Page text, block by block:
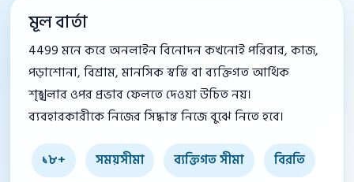
মূল বার্তা
4499 মনে করে অনলাইন বিনোদন কখনোই পরিবার, কাজ,
পড়াশোনা, বিশ্রাম, মানসিক স্বস্তি বা ব্যক্তিগত আর্থিক
শৃঙ্খলার ওপর প্রভাব ফেলতে দেওয়া উচিত নয়।
ব্যবহারকারীকে নিজের সিদ্ধান্ত নিজে বুঝে নিতে হবে।
১৮+ সময়সীমা ব্যক্তিগত সীমা
বিরতি